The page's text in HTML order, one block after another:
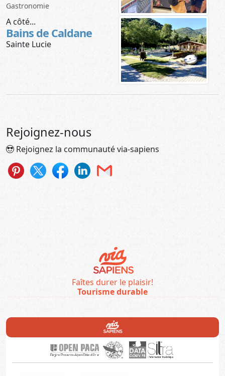
Gastronomie
A côté...
Bains de Caldane
Sainte Lucie
Rejoignez-nous
Rejoignez la communauté via-sapiens
Faîtes durer le plaisir!
Tourisme durable